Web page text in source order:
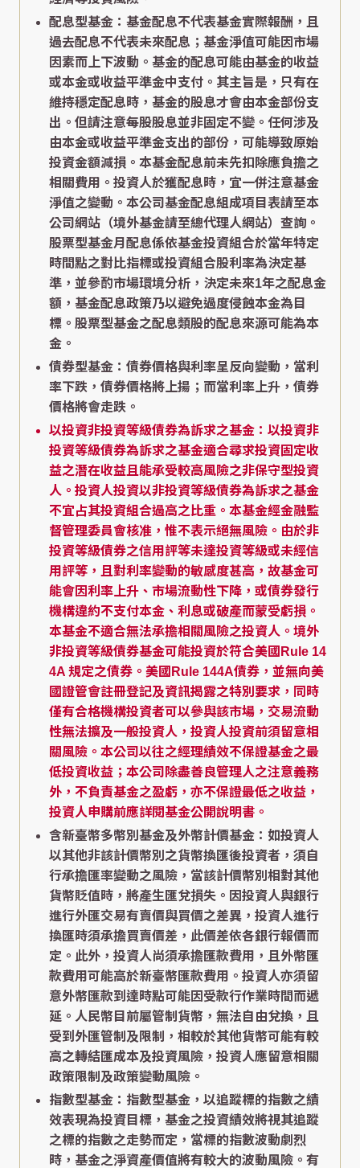
配息型基金：基金配息不代表基金實際報酬，且
過去配息不代表未來配息；基金淨值可能因市場
因素而上下波動。基金的配息可能由基金的收益
或本金或收益平準金中支付。其主旨是，只有在
維持穩定配息時，基金的股息才會由本金部份支
出。但請注意每股股息並非固定不變。任何涉及
由本金或收益平準金支出的部份，可能導致原始
投資金額減損。本基金配息前未先扣除應負擔之
相關費用。投資人於獲配息時，宜一併注意基金
淨值之變動。本公司基金配息組成項目表請至本
公司網站（境外基金請至總代理人網站）查詢。
股票型基金月配息係依基金投資組合於當年特定
時間點之對比指標或投資組合股利率為決定基
準，並參酌市場環境分析，決定未來1年之配息金
額，基金配息政策乃以避免過度侵蝕本金為目
標。股票型基金之配息類股的配息來源可能為本
金。
債券型基金：債券價格與利率呈反向變動，當利
率下跌，債券價格將上揚；而當利率上升，債券
價格將會走跌。
以投資非投資等級債券為訴求之基金：以投資非
投資等級債券為訴求之基金適合尋求投資固定收
益之潛在收益且能承受較高風險之非保守型投資
人。投資人投資以非投資等級債券為訴求之基金
不宜占其投資組合過高之比重。本基金經金融監
督管理委員會核准，惟不表示絕無風險。由於非
投資等級債券之信用評等未達投資等級或未經信
用評等，且對利率變動的敏感度甚高，故基金可
能會因利率上升、市場流動性下降，或債券發行
機構違約不支付本金、利息或破產而蒙受虧損。
本基金不適合無法承擔相關風險之投資人。境外
非投資等級債券基金可能投資於符合美國Rule 14
4A 規定之債券。美國Rule 144A債券，並無向美
國證管會註冊登記及資訊揭露之特別要求，同時
僅有合格機構投資者可以參與該市場，交易流動
性無法擴及一般投資人，投資人投資前須留意相
關風險。本公司以往之經理績效不保證基金之最
低投資收益；本公司除盡善良管理人之注意義務
外，不負責基金之盈虧，亦不保證最低之收益，
投資人申購前應詳閱基金公開說明書。
含新臺幣多幣別基金及外幣計價基金：如投資人
以其他非該計價幣別之貨幣換匯後投資者，須自
行承擔匯率變動之風險，當該計價幣別相對其他
貨幣貶值時，將產生匯兌損失。因投資人與銀行
進行外匯交易有賣價與買價之差異，投資人進行
換匯時須承擔買賣價差，此價差依各銀行報價而
定。此外，投資人尚須承擔匯款費用，且外幣匯
款費用可能高於新臺幣匯款費用。投資人亦須留
意外幣匯款到達時點可能因受款行作業時間而遞
延。人民幣目前屬管制貨幣，無法自由兌換，且
受到外匯管制及限制，相較於其他貨幣可能有較
高之轉結匯成本及投資風險，投資人應留意相關
政策限制及政策變動風險。
指數型基金：指數型基金，以追蹤標的指數之績
效表現為投資目標，基金之投資績效將視其追蹤
之標的指數之走勢而定，當標的指數波動劇烈
時，基金之淨資產價值將有較大的波動風險。有